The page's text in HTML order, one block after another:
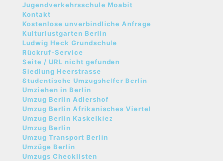
Jugendverkehrsschule Moabit
Kontakt
Kostenlose unverbindliche Anfrage
Kulturlustgarten Berlin
Ludwig Heck Grundschule
Rückruf-Service
Seite / URL nicht gefunden
Siedlung Heerstrasse
Studentische Umzugshelfer Berlin
Umziehen in Berlin
Umzug Berlin Adlershof
Umzug Berlin Afrikanisches Viertel
Umzug Berlin Kaskelkiez
Umzug Berlin
Umzug Transport Berlin
Umzüge Berlin
Umzugs Checklisten